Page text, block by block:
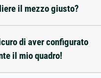
il mezzo giusto?
di aver configurato
il mio quadro!